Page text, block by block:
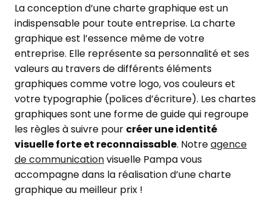
La conception d’une charte graphique est un
indispensable pour toute entreprise. La charte
graphique est l’essence même de votre
entreprise. Elle représente sa personnalité et ses
valeurs au travers de différents éléments
graphiques comme votre logo, vos couleurs et
votre typographie (polices d’écriture). Les chartes
graphiques sont une forme de guide qui regroupe
les règles à suivre pour créer une identité
visuelle forte et reconnaissable. Notreagence
de communicationvisuelle Pampa vous
accompagne dans la réalisation d’une charte
graphique au meilleur prix !